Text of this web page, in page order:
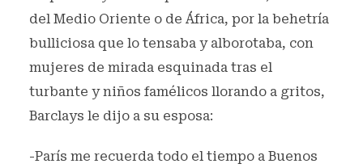
del Medio Oriente o de África, por la behetría
bulliciosa que lo tensaba y alborotaba, con
mujeres de mirada esquinada tras el
turbante y niños famélicos llorando a gritos,
Barclays le dijo a su esposa:
-París me recuerda todo el tiempo a Buenos